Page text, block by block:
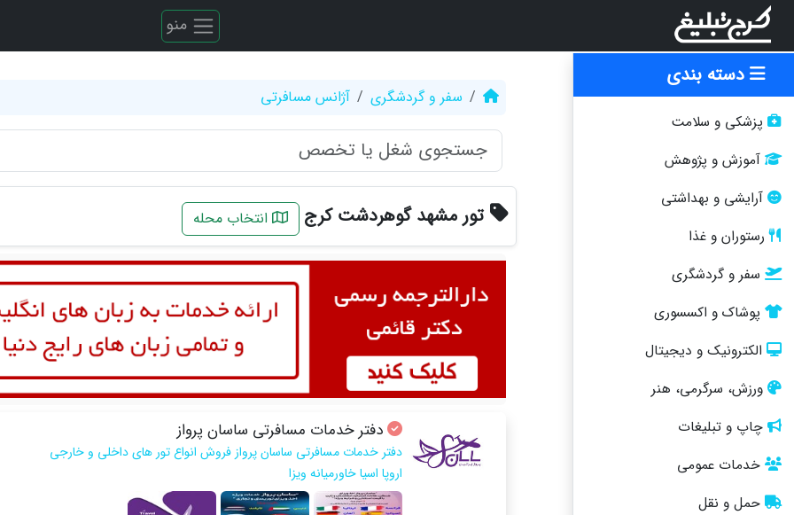
منو
دسته بندی
پزشکی و سلامت
آموزش و پژوهش
آرایشی و بهداشتی
رستوران و غذا
سفر و گردشگری
پوشاک و اکسسوری
الکترونیک و دیجیتال
ورزش، سرگرمی، هنر
چاپ و تبلیغات
خدمات عمومی
حمل و نقل
سفر و گردشگری آژانس مسافرتی
تور مشهد گوهردشت کرج انتخاب محله
دفتر خدمات مسافرتی ساسان پرواز
دفتر خدمات مسافرتی ساسان پرواز فروش انواع تور های داخلی و خارجی
اروپا اسیا خاورمیانه ویزا